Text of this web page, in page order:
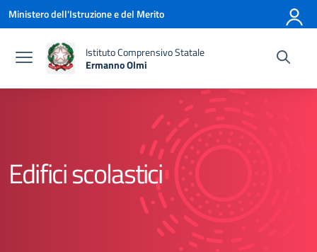
Vai ai contenuti
Vai al menu di navigazione
Vai al footer
Ministero dell'Istruzione e del Merito
Istituto Comprensivo Statale
Ermanno Olmi
Edifici scolastici